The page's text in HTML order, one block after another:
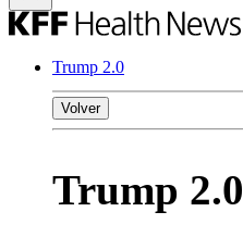
Trump 2.0
Volver
Trump 2.0